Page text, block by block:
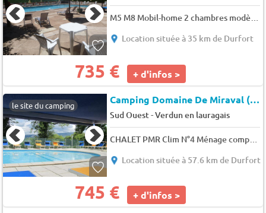
M5 M8 Mobil-home 2 chambres modèle Malaga 2012 + terrasse d'angle couverte (2sur le camping) 6 pers.
Location située à 35 km de Durfort
735 € + d'infos >
le site du camping Camping Domaine De Miraval (Belleserre à 13 km)
Sud Ouest-Verdun en lauragais
Location située à 57.6 km de Durfort
745 € + d'infos >